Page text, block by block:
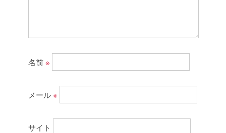
名前※
メール※
サイト